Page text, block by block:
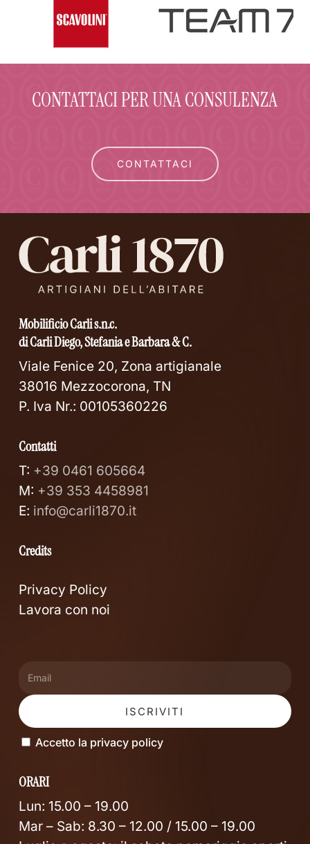
CONTATTACI PER UNA CONSULENZA
CONTATTACI
Mobilificio Carli s.n.c.
di Carli Diego, Stefania e Barbara & C.
Viale Fenice 20, Zona artigianale
38016 Mezzocorona, TN
P. Iva Nr.: 00105360226
Contatti
T: +39 0461 605664
M: +39 353 4458981
E: info@carli1870.it
Credits
Privacy Policy
Lavora con noi
Accetto la privacy policy
ORARI
Lun: 15.00 – 19.00
Mar – Sab: 8.30 – 12.00 / 15.00 – 19.00